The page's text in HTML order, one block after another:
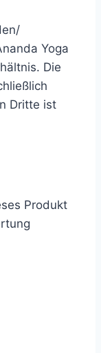
Yoga
Die
Dritte ist
Produkt